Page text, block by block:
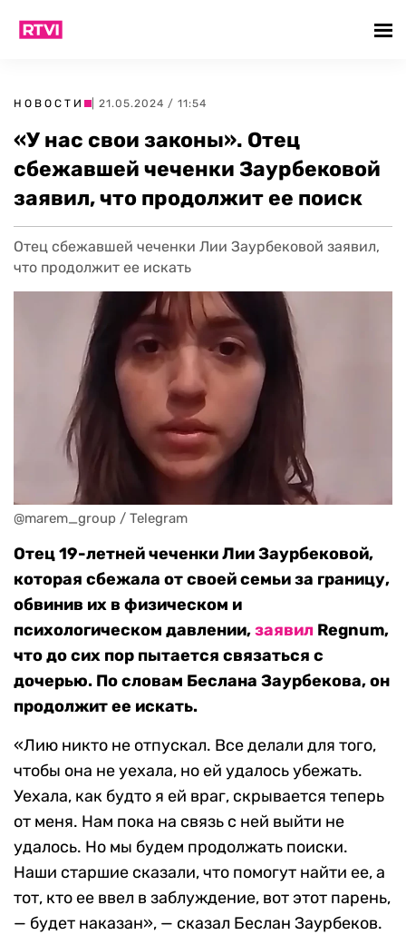
НОВОСТИ | 21.05.2024 / 11:54
«У нас свои законы». Отец
сбежавшей чеченки Заурбековой
заявил, что продолжит ее поиск
Отец сбежавшей чеченки Лии Заурбековой заявил,
что продолжит ее искать
@marem_group / Telegram
Отец 19-летней чеченки Лии Заурбековой,
которая сбежала от своей семьи за границу,
обвинив их в физическом и
психологическом давлении,заявил Regnum,
что до сих пор пытается связаться с
дочерью. По словам Беслана Заурбекова, он
продолжит ее искать.
«Лию никто не отпускал. Все делали для того,
чтобы она не уехала, но ей удалось убежать.
Уехала, как будто я ей враг, скрывается теперь
от меня. Нам пока на связь с ней выйти не
удалось. Но мы будем продолжать поиски.
Наши старшие сказали, что помогут найти ее, а
тот, кто ее ввел в заблуждение, вот этот парень,
— будет наказан», — сказал Беслан Заурбеков.